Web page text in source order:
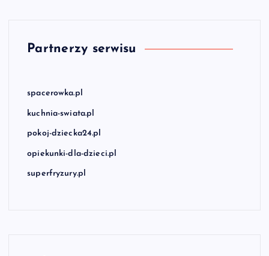
Partnerzy serwisu
spacerowka.pl
kuchnia-swiata.pl
pokoj-dziecka24.pl
opiekunki-dla-dzieci.pl
superfryzury.pl